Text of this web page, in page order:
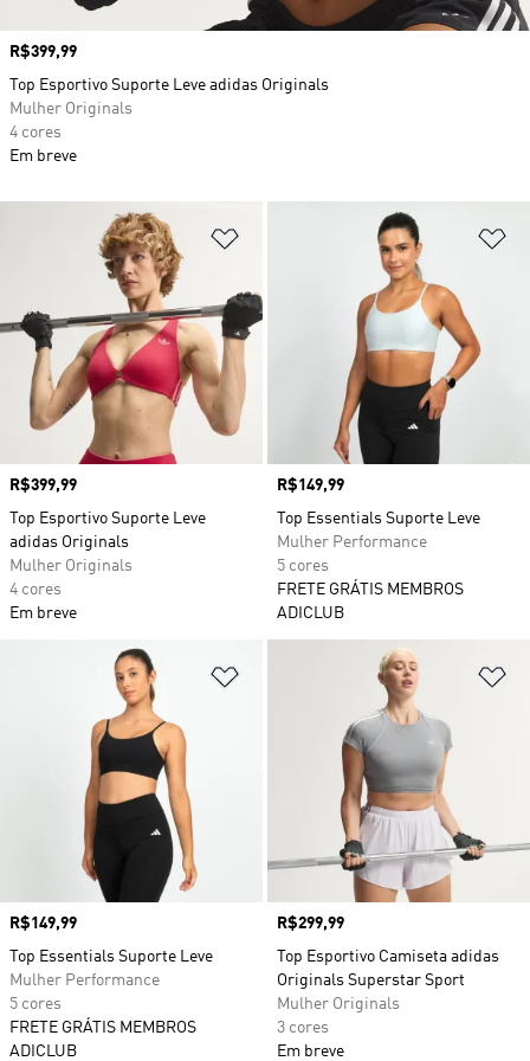
Adicionar à Lista de Desejos
Preço
R$399,99
Top Esportivo Suporte Leve
adidas Originals
Mulher Originals
4 cores
Em breve
Preço
R$149,99
Top Essentials Suporte Leve
Mulher Performance
5 cores
FRETE GRÁTIS MEMBROS
ADICLUB
Adicionar à Lista de Desejos
Preço
R$149,99
Top Essentials Suporte Leve
Mulher Performance
5 cores
FRETE GRÁTIS MEMBROS
ADICLUB
Preço
R$299,99
Top Esportivo Camiseta adidas
Originals Superstar Sport
Mulher Originals
3 cores
Em breve
Preço
R$399,99
Top Esportivo Suporte Leve adidas Originals
Mulher Originals
4 cores
Em breve